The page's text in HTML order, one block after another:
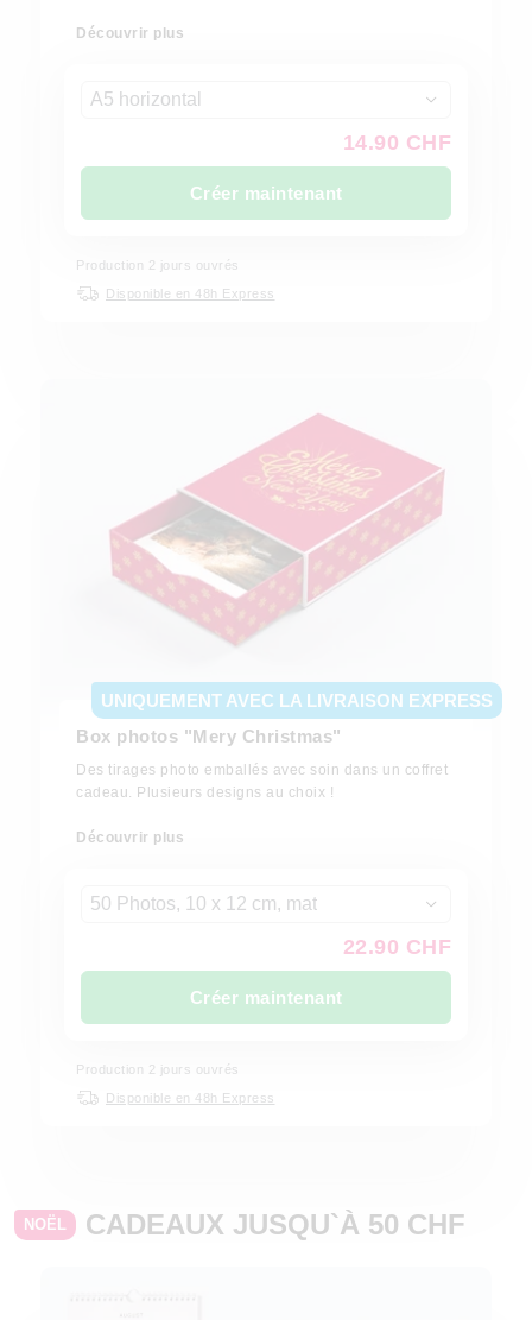
Découvrir plus
A5 horizontal
14.90 CHF
Créer maintenant
Production 2 jours ouvrés
Disponible en 48h Express
UNIQUEMENT AVEC LA LIVRAISON EXPRESS
Box photos "Mery Christmas"
Des tirages photo emballés avec soin dans un coffret
cadeau. Plusieurs designs au choix !
Découvrir plus
50 Photos, 10 x 12 cm, mat
22.90 CHF
Créer maintenant
Production 2 jours ouvrés
Disponible en 48h Express
NOËL CADEAUX JUSQU`À 50 CHF